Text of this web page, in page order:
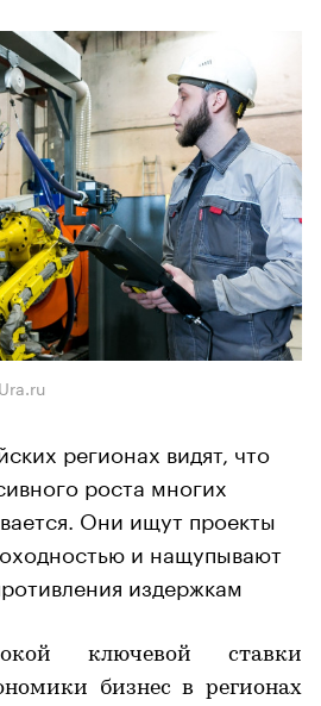
регионах видят, что
роста многих
Они ищут проекты
и нащупывают
издержкам
ключевой ставки
бизнес в регионах